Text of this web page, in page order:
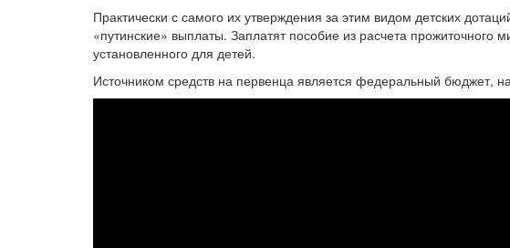
Практически с самого их утверждения за этим видом детских
«путинские» выплаты. Заплатят пособие из расчета
установленного для детей.
Источником средств на первенца является федеральный бюджет,